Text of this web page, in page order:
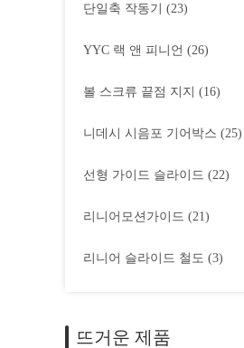
단일축 작동기 (23)
YYC 랙 앤 피니언 (26)
볼 스크류 끝점 지지 (16)
니데시 시음포 기어박스 (25)
선형 가이드 슬라이드 (22)
리니어모션가이드 (21)
리니어 슬라이드 철도 (3)
뜨거운 제품